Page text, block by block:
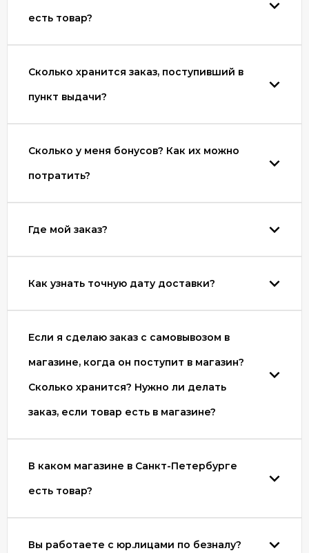
есть товар?
Сколько хранится заказ, поступивший в
пункт выдачи?
Сколько у меня бонусов? Как их можно
потратить?
Где мой заказ?
Как узнать точную дату доставки?
Если я сделаю заказ с самовывозом в
магазине, когда он поступит в магазин?
Сколько хранится? Нужно ли делать
заказ, если товар есть в магазине?
В каком магазине в Санкт-Петербурге
есть товар?
Вы работаете с юр.лицами по безналу?